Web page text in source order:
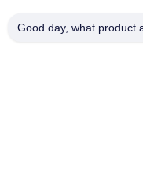
Vidéos
Good day, what product